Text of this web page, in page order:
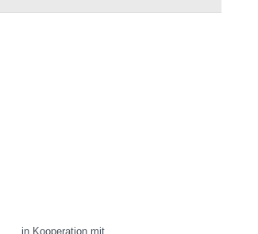
in Kooperation mit